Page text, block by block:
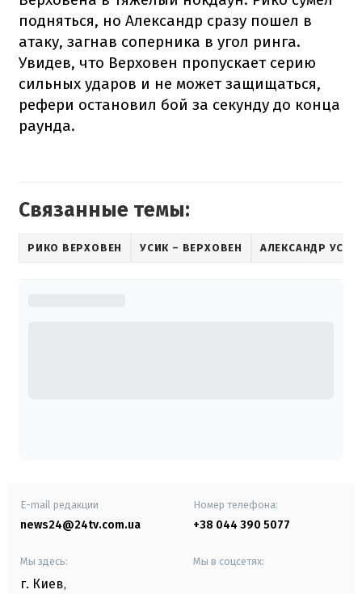
подняться, но Александр сразу пошел в
атаку, загнав соперника в угол ринга.
Увидев, что Верховен пропускает серию
сильных ударов и не может защищаться,
рефери остановил бой за секунду до конца
раунда.
Связанные темы:
РИКО ВЕРХОВЕН УСИК – ВЕРХОВЕН АЛЕКСАНДР УСИК
E-mail редакции
news24@24tv.com.ua
Номер телефона:
+38 044 390 5077
Мы здесь:
г. Киев,
Мы в соцсетях: